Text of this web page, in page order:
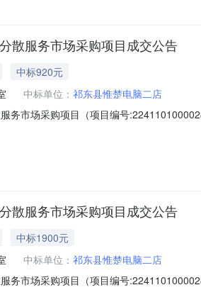
散服务市场采购项目成交公告
中标920元
中标单位： 祁东县惟楚电脑二店
务市场采购项目（项目编号
称：中共祁东县委办公室采购单位地址：
散服务市场采购项目成交公告
中标1900元
中标单位： 祁东县惟楚电脑二店
务市场采购项目（项目编号